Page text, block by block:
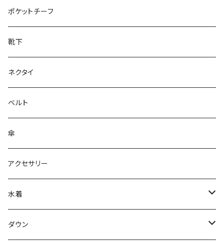
28cm～
ポケットチーフ
靴下
ネクタイ
ベルト
傘
アクセサリー
水着
～44/S
ダウン